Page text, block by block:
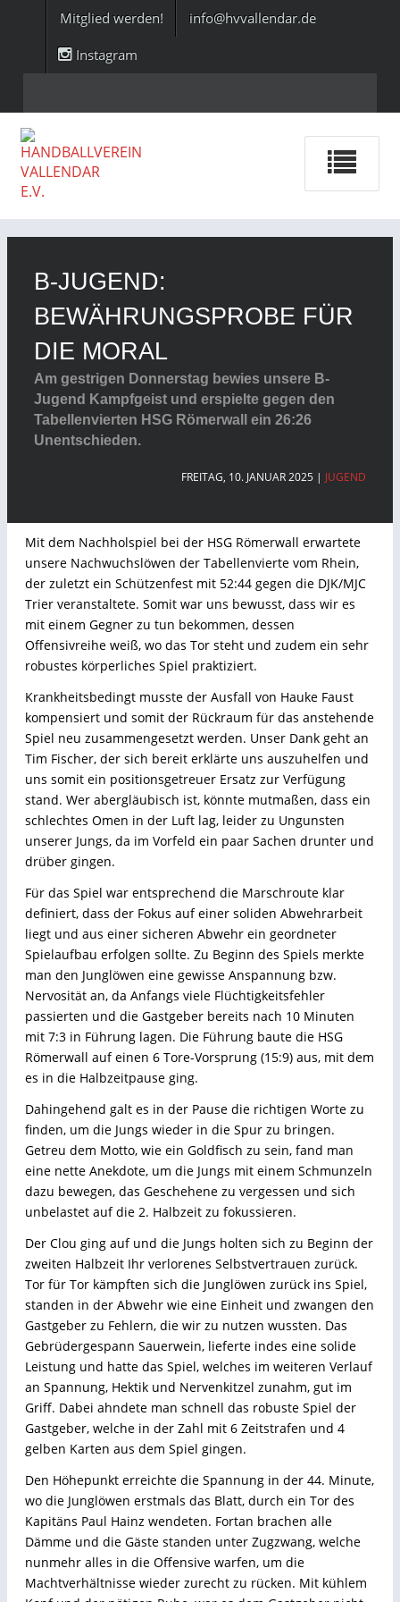
Mitglied werden! info@hvvallendar.de
Instagram
B-JUGEND:
BEWÄHRUNGSPROBE FÜR
DIE MORAL
Am gestrigen Donnerstag bewies unsere B-
Jugend Kampfgeist und erspielte gegen den
Tabellenvierten HSG Römerwall ein 26:26
Unentschieden.
FREITAG, 10. JANUAR 2025 | JUGEND
Mit dem Nachholspiel bei der HSG Römerwall erwartete
unsere Nachwuchslöwen der Tabellenvierte vom Rhein,
der zuletzt ein Schützenfest mit 52:44 gegen die DJK/MJC
Trier veranstaltete. Somit war uns bewusst, dass wir es
mit einem Gegner zu tun bekommen, dessen
Offensivreihe weiß, wo das Tor steht und zudem ein sehr
robustes körperliches Spiel praktiziert.
Krankheitsbedingt musste der Ausfall von Hauke Faust
kompensiert und somit der Rückraum für das anstehende
Spiel neu zusammengesetzt werden. Unser Dank geht an
Tim Fischer, der sich bereit erklärte uns auszuhelfen und
uns somit ein positionsgetreuer Ersatz zur Verfügung
stand. Wer abergläubisch ist, könnte mutmaßen, dass ein
schlechtes Omen in der Luft lag, leider zu Ungunsten
unserer Jungs, da im Vorfeld ein paar Sachen drunter und
drüber gingen.
Für das Spiel war entsprechend die Marschroute klar
definiert, dass der Fokus auf einer soliden Abwehrarbeit
liegt und aus einer sicheren Abwehr ein geordneter
Spielaufbau erfolgen sollte. Zu Beginn des Spiels merkte
man den Junglöwen eine gewisse Anspannung bzw.
Nervosität an, da Anfangs viele Flüchtigkeitsfehler
passierten und die Gastgeber bereits nach 10 Minuten
mit 7:3 in Führung lagen. Die Führung baute die HSG
Römerwall auf einen 6 Tore-Vorsprung (15:9) aus, mit dem
es in die Halbzeitpause ging.
Dahingehend galt es in der Pause die richtigen Worte zu
finden, um die Jungs wieder in die Spur zu bringen.
Getreu dem Motto, wie ein Goldfisch zu sein, fand man
eine nette Anekdote, um die Jungs mit einem Schmunzeln
dazu bewegen, das Geschehene zu vergessen und sich
unbelastet auf die 2. Halbzeit zu fokussieren.
Der Clou ging auf und die Jungs holten sich zu Beginn der
zweiten Halbzeit Ihr verlorenes Selbstvertrauen zurück.
Tor für Tor kämpften sich die Junglöwen zurück ins Spiel,
standen in der Abwehr wie eine Einheit und zwangen den
Gastgeber zu Fehlern, die wir zu nutzen wussten. Das
Gebrüdergespann Sauerwein, lieferte indes eine solide
Leistung und hatte das Spiel, welches im weiteren Verlauf
an Spannung, Hektik und Nervenkitzel zunahm, gut im
Griff. Dabei ahndete man schnell das robuste Spiel der
Gastgeber, welche in der Zahl mit 6 Zeitstrafen und 4
gelben Karten aus dem Spiel gingen.
Den Höhepunkt erreichte die Spannung in der 44. Minute,
wo die Junglöwen erstmals das Blatt, durch ein Tor des
Kapitäns Paul Hainz wendeten. Fortan brachen alle
Dämme und die Gäste standen unter Zugzwang, welche
nunmehr alles in die Offensive warfen, um die
Machtverhältnisse wieder zurecht zu rücken. Mit kühlem